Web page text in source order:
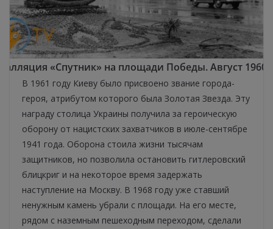
«Спутник» на площади Победы. Август 1960
В 1961 году Киеву было присвоено звание города-
героя, атрибутом которого была Золотая Звезда. Эту
награду столица Украины получила за героическую
оборону от нацистских захватчиков в июле-сентябре
1941 года. Оборона стоила жизни тысячам
защитников, но позволила остановить гитлеровский
блицкриг и на некоторое время задержать
наступление на Москву. В 1968 году уже ставший
ненужным камень убрали с площади. На его месте,
рядом с наземным пешеходным переходом, сделали